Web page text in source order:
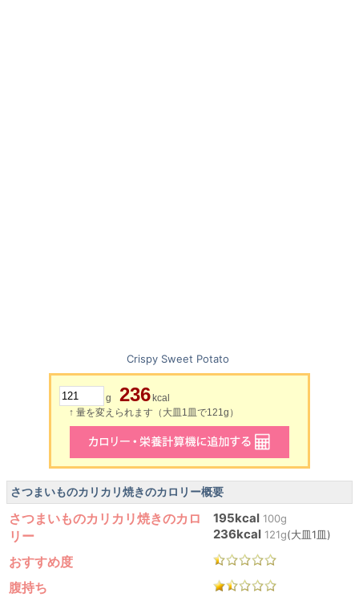
Crispy Sweet Potato
g 236 kcal
↑ 量を変えられます（大皿1皿で121g）
さつまいものカリカリ焼きのカロリー概要
さつまいものカリカリ焼きのカロ
リー
195kcal 100g
236kcal 121g(大皿1皿)
おすすめ度
腹持ち